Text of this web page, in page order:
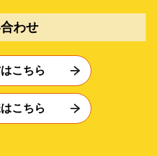
わせ
こちら
こちら